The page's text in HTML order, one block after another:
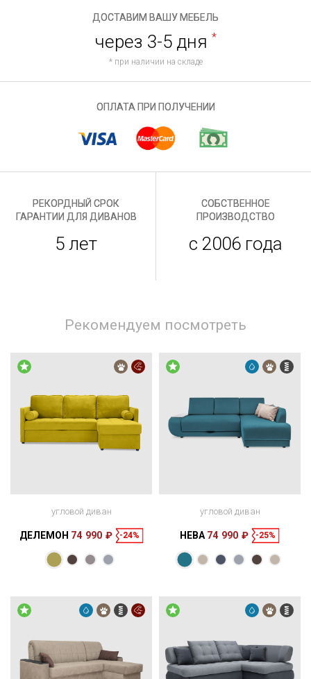
ДОСТАВИМ ВАШУ МЕБЕЛЬ
через 3-5 дня *
* при наличии на складе
ОПЛАТА ПРИ ПОЛУЧЕНИИ
РЕКОРДНЫЙ СРОК
ГАРАНТИИ ДЛЯ ДИВАНОВ
5 лет
СОБСТВЕННОЕ
ПРОИЗВОДСТВО
с 2006 года
Рекомендуем посмотреть
Размеры
216 × 150 × 90
место
200 × 140 см
угловой диван
ДЕЛЕМОН 74 990 ₽ -24%
Размеры
247 × 162 × 90
место
200 × 145 см
угловой диван
НЕВА 74 990 ₽ -25%